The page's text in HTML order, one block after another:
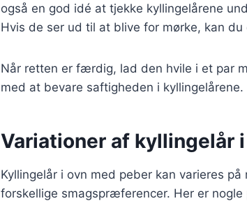
også en god idé at tjekke kyllingelårene
Hvis de ser ud til at blive for mørke, kan
Når retten er færdig, lad den hvile i et par
med at bevare saftigheden i kyllingelårene.
Variationer af kyllingelår
Kyllingelår i ovn med peber kan varieres
forskellige smagspræferencer. Her er